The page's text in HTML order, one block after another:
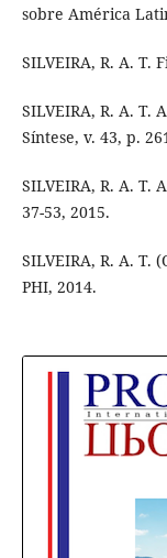
sobre América
SILVEIRA, R. A. T.
SILVEIRA, R. A. T.
Síntese, v. 43, p.
SILVEIRA, R. A. T.
37-53, 2015.
SILVEIRA, R. A. T.
PHI, 2014.